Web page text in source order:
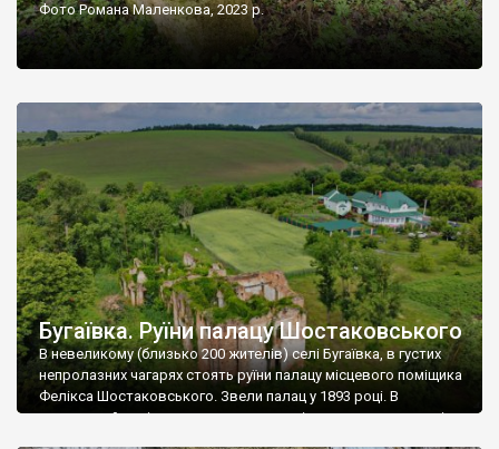
Фото Романа Маленкова, 2023 р.
Бугаївка. Руїни палацу Шостаковського
В невеликому (близько 200 жителів) селі Бугаївка, в густих
непролазних чагарях стоять руїни палацу місцевого поміщика
Фелікса Шостаковського. Звели палац у 1893 році. В
радянський період у ньому спочатку містилася школа, потім